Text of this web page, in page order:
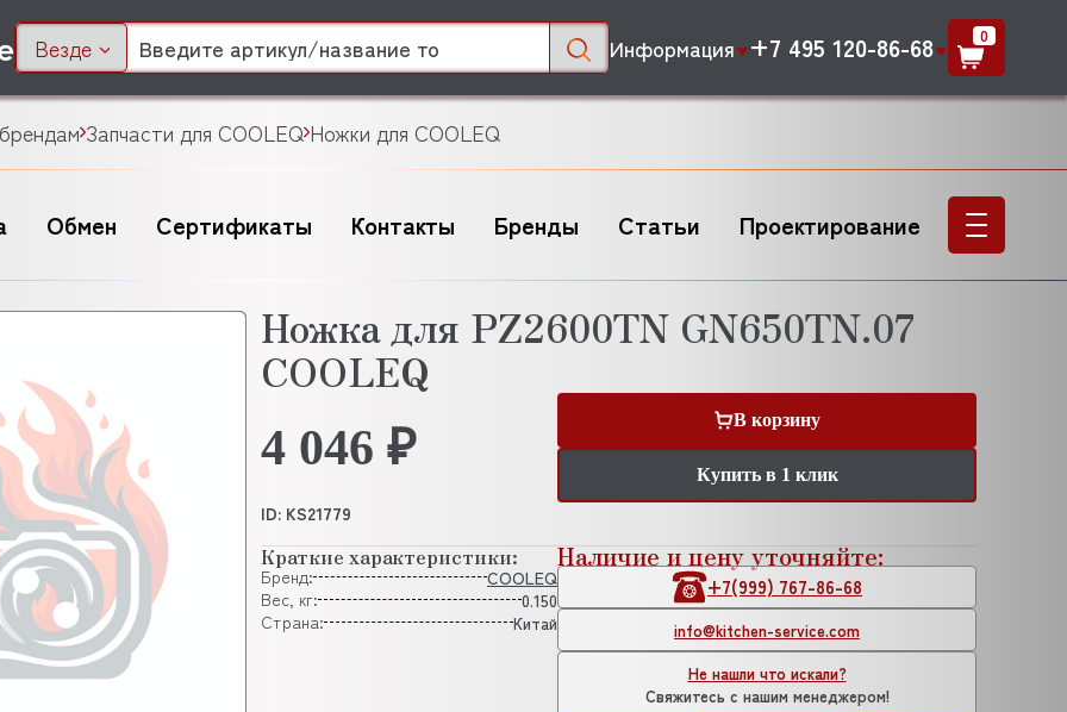
Везде Информация +7 495 120-86-68 0
Запчасти для COOLEQ Ножки для COOLEQ
Обмен Сертификаты Контакты Бренды Статьи Проектирование
Ножка для PZ2600TN GN650TN.07
COOLEQ
4 046 ₽
В корзину
Купить в 1 клик
ID: KS21779
Краткие характеристики:
Бренд:
COOLEQ
Вес, кг:
0.150
Страна:
Китай
Наличие и цену уточняйте:
+7(999) 767-86-68
info@kitchen-service.com
Не нашли что искали?
Свяжитесь с нашим менеджером!